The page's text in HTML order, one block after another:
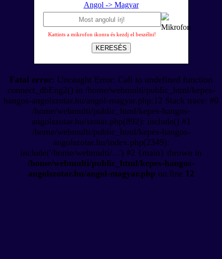
Angol -> Magyar
Kattints a mikrofon ikonra és kezdj el beszélni!
KERESÉS
Fatal error: Uncaught Error: Call to undefined function
connect_dbEng2() in /home/webmulti/public_html/kepes-
hangos-angolszotar.hu/angol-magyar.php:12 Stack trace: #0
/home/webmulti/public_html/kepes-hangos-
angolszotar.hu/szotar.php(892): include() #1
/home/webmulti/public_html/kepes-hangos-
angolszotar.hu/index.php(2349):
include('/home/webmulti/...') #2 {main} thrown in
/home/webmulti/public_html/kepes-hangos-
angolszotar.hu/angol-magyar.php on line 12